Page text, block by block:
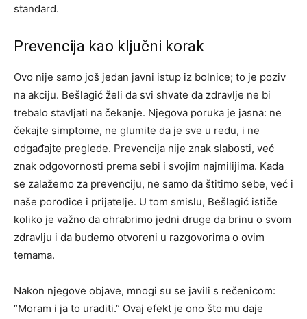
standard.
Prevencija kao ključni korak
Ovo nije samo još jedan javni istup iz bolnice; to je poziv
na akciju. Bešlagić želi da svi shvate da zdravlje ne bi
trebalo stavljati na čekanje. Njegova poruka je jasna: ne
čekajte simptome, ne glumite da je sve u redu, i ne
odgađajte preglede. Prevencija nije znak slabosti, već
znak odgovornosti prema sebi i svojim najmilijima. Kada
se zalažemo za prevenciju, ne samo da štitimo sebe, već i
naše porodice i prijatelje. U tom smislu, Bešlagić ističe
koliko je važno da ohrabrimo jedni druge da brinu o svom
zdravlju i da budemo otvoreni u razgovorima o ovim
temama.
Nakon njegove objave, mnogi su se javili s rečenicom:
“Moram i ja to uraditi.” Ovaj efekt je ono što mu daje